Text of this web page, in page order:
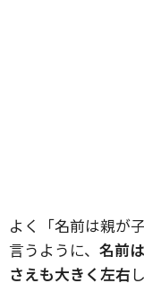
よく「名前は親が
言うように、 名前
さえも大きく左右